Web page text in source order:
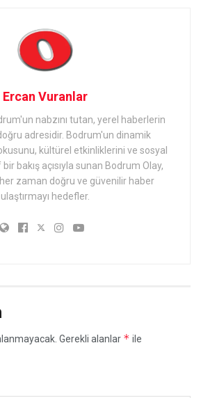
Ercan Vuranlar
nabzını tutan, yerel haberlerin
adresidir. Bodrum'un dinamik
kültürel etkinliklerini ve sosyal
bakış açısıyla sunan Bodrum Olay,
zaman doğru ve güvenilir haber
ulaştırmayı hedefler.
Gerekli alanlar * ile